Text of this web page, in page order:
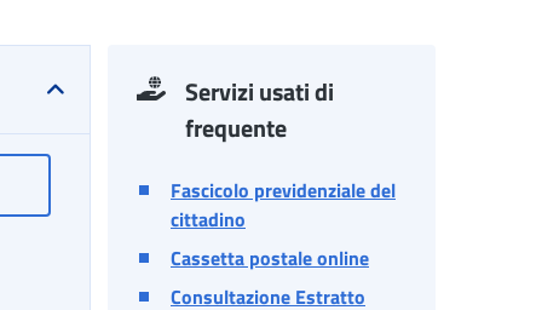
Estratto conto contributivo/previdenziale
Servizi usati di
frequente
Fascicolo previdenziale del
cittadino
Cassetta postale online
Consultazione Estratto